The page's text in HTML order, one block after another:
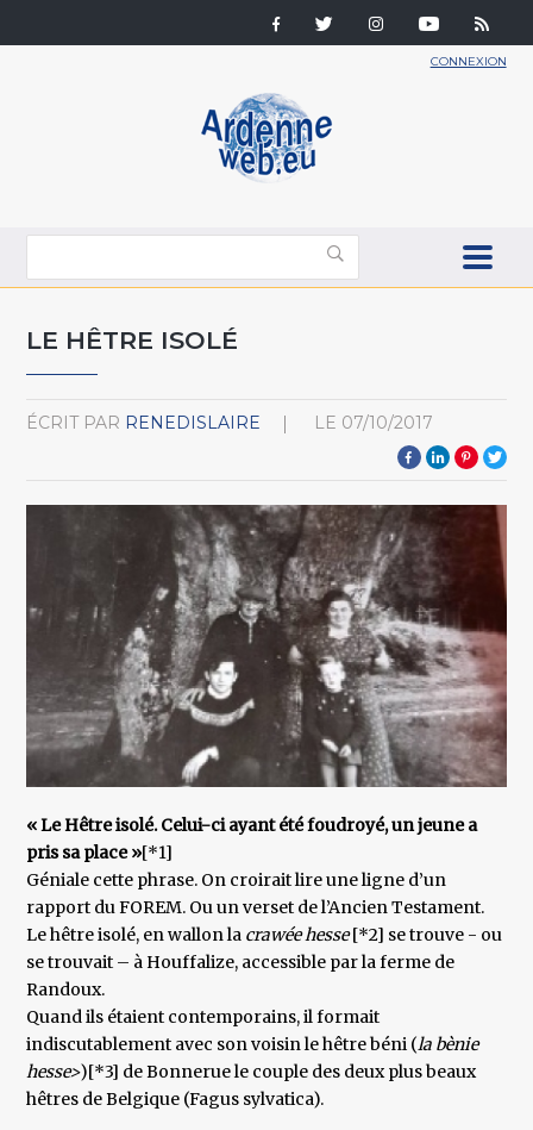
CONNEXION
LE HÊTRE ISOLÉ
ÉCRIT PAR RENEDISLAIRE LE 07/10/2017
« Le Hêtre isolé. Celui-ci ayant été foudroyé, un jeune a
pris sa place »[*1]
Géniale cette phrase. On croirait lire une ligne d’un
rapport du FOREM. Ou un verset de l’Ancien Testament.
Le hêtre isolé, en wallon la crawée hesse[*2] se trouve - ou
se trouvait – à Houffalize, accessible par la ferme de
Randoux.
Quand ils étaient contemporains, il formait
indiscutablement avec son voisin le hêtre béni (la bènie
hesse>)[*3] de Bonnerue le couple des deux plus beaux
hêtres de Belgique (Fagus sylvatica).